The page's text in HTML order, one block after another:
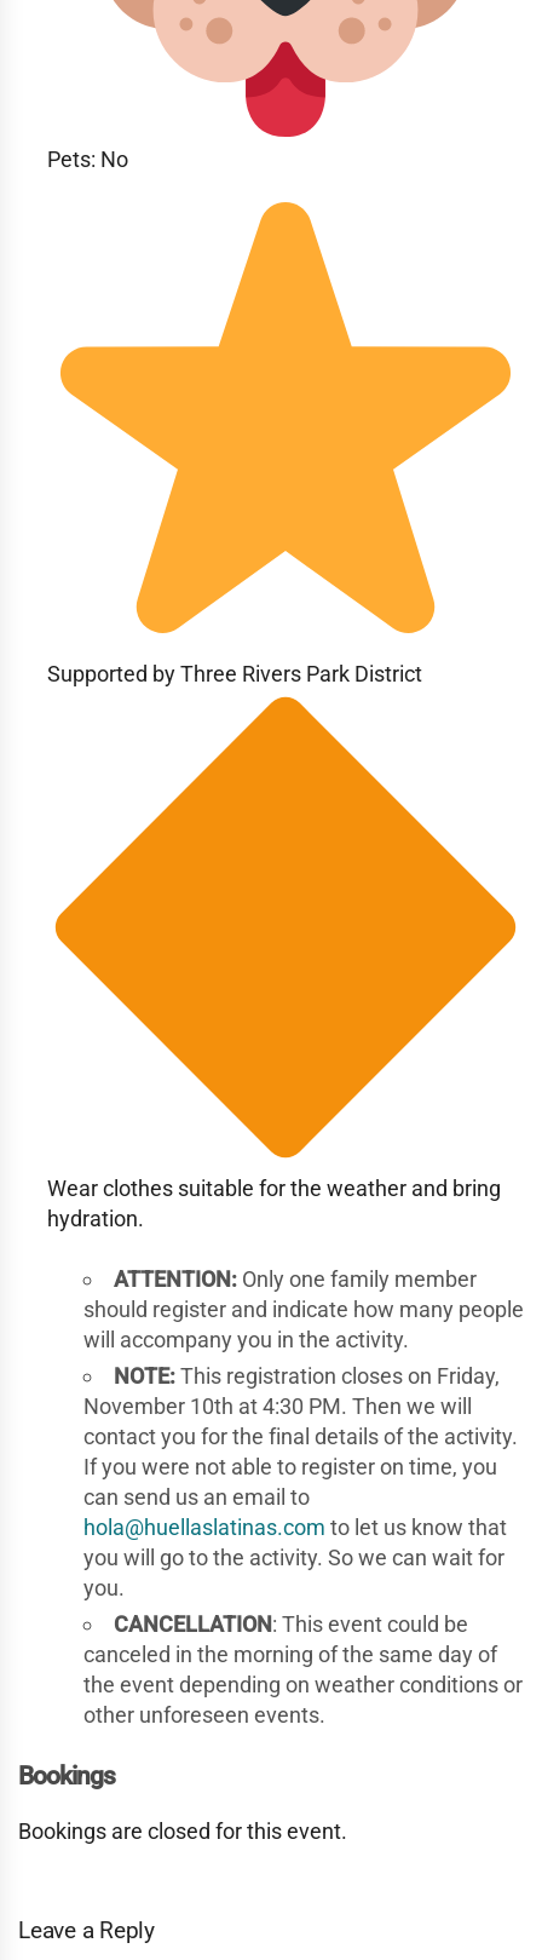
Pets: No
Supported by Three Rivers Park District
Wear clothes suitable for the weather and bring
hydration.
ATTENTION: Only one family member
should register and indicate how many people
will accompany you in the activity.
NOTE:This registration closes on Friday,
November 10th at 4:30 PM. Then we will
contact you for the final details of the activity.
If you were not able to register on time, you
can send us an email to
hola@huellaslatinas.com to let us know that
you will go to the activity. So we can wait for
you.
CANCELLATION: This event could be
canceled in the morning of the same day of
the event depending on weather conditions or
other unforeseen events.
Bookings
Bookings are closed for this event.
Leave a Reply